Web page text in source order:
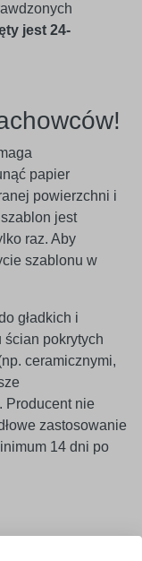
jest 24-
papier
powierzchni i
jest
raz. Aby
szablonu w
gładkich i
ścian pokrytych
ceramicznymi,
Producent nie
zastosowanie
14 dni po